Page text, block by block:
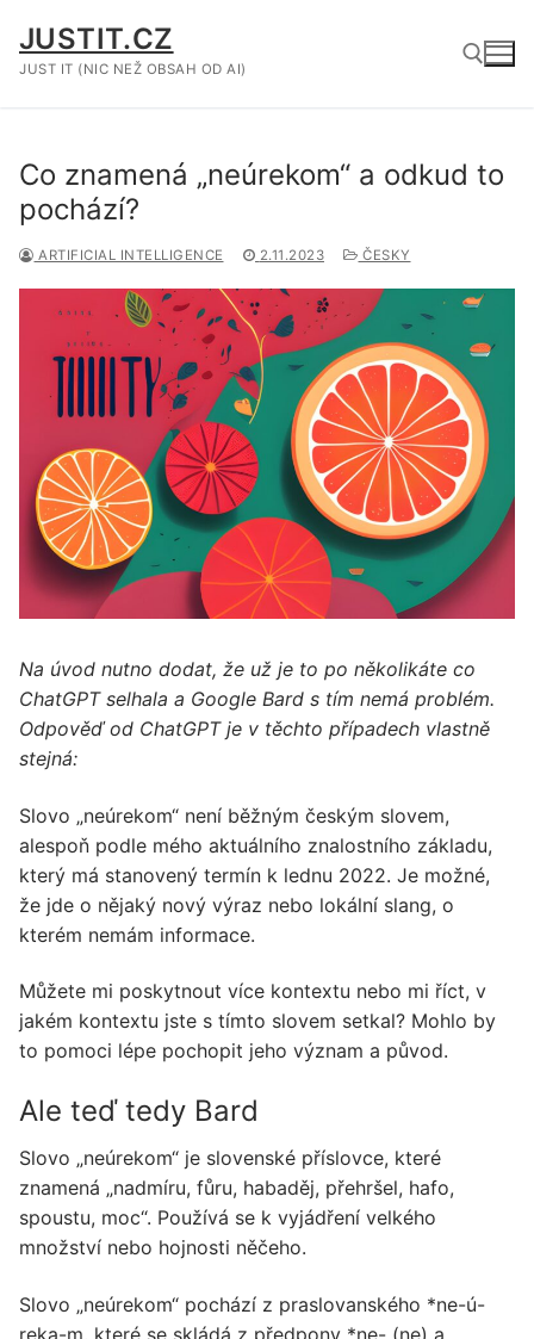
na
obsah
JUSTIT.CZ
JUST IT (NIC NEŽ OBSAH OD AI)
Co znamená „neúrekom“ a odkud to
pochází?
ARTIFICIAL INTELLIGENCE 2.11.2023 ČESKY
Na úvod nutno dodat, že už je to po několikáte co
ChatGPT selhala a Google Bard s tím nemá problém.
Odpověď od ChatGPT je v těchto případech vlastně
stejná:
Slovo „neúrekom“ není běžným českým slovem,
alespoň podle mého aktuálního znalostního základu,
který má stanovený termín k lednu 2022. Je možné,
že jde o nějaký nový výraz nebo lokální slang, o
kterém nemám informace.
Můžete mi poskytnout více kontextu nebo mi říct, v
jakém kontextu jste s tímto slovem setkal? Mohlo by
to pomoci lépe pochopit jeho význam a původ.
Ale teď tedy Bard
Slovo „neúrekom“ je slovenské příslovce, které
znamená „nadmíru, fůru, habaděj, přehršel, hafo,
spoustu, moc“. Používá se k vyjádření velkého
množství nebo hojnosti něčeho.
Slovo „neúrekom“ pochází z praslovanského *ne-ú-
reka-m, které se skládá z předpony *ne- (ne) a